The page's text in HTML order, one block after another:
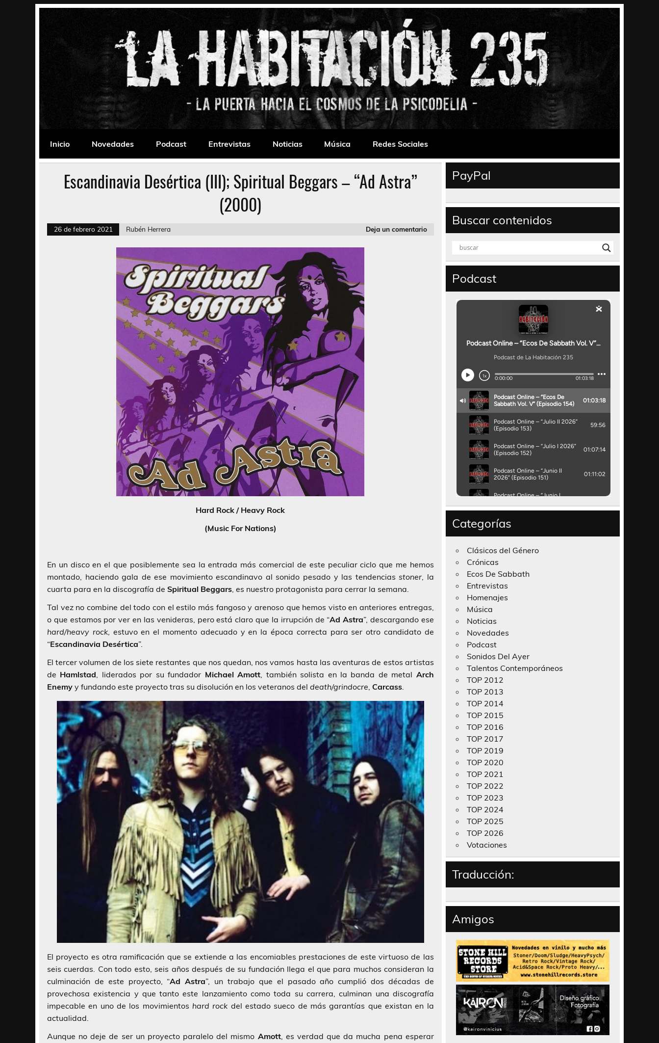
La Habitación 235
Inicio
Novedades Podcast Entrevistas Noticias Música Redes Sociales
Escandinavia Desértica (III); Spiritual Beggars – “Ad Astra”
(2000)
26 de febrero 2021 Rubén Herrera Deja un comentario
Hard Rock / Heavy Rock
(Music For Nations)
En un disco en el que posiblemente sea la entrada más comercial de este peculiar ciclo que me hemos
montado, haciendo gala de ese movimiento escandinavo al sonido pesado y las tendenciasstoner , la
cuarta para en la discografía de Spiritual Beggars , es nuestro protagonista para cerrar la semana.
Tal vez no combine del todo con el estilo más fangoso y arenoso que hemos visto en anteriores entregas,
o que estamos por ver en las venideras, pero está claro que la irrupción de “Ad Astra”, descargando ese
hard/heavy rock, estuvo en el momento adecuado y en la época correcta para ser otro candidato de
“Escandinavia Desértica”.
El tercer volumen de los siete restantes que nos quedan, nos vamos hasta las aventuras de estos artistas
de Hamlstad , liderados por su fundador Michael Amott , también solista en la banda de metal Arch
Enemy y fundando este proyecto tras su disolución en los veteranos del death/grindocre Carcass
El proyecto es otra ramificación que se extiende a las encomiables prestaciones de este virtuoso de las
seis cuerdas. Con todo esto, seis años después de su fundación llega el que para muchos consideran la
culminación de este proyecto, “Ad Astra”, un trabajo que el pasado año cumplió dos décadas de
provechosa existencia y que tanto este lanzamiento como toda su carrera, culminan una discografía
impecable en uno de los movimientos hard rock del estado sueco de más garantías que existan en la
actualidad.
Aunque no deje de ser un proyecto paralelo del mismo Amott, es verdad que da mucha pena esperar
PayPal
Buscar contenidos
Podcast
Categorías
Clásicos del Género
Crónicas
Ecos De Sabbath
Entrevistas
Homenajes
Música
Noticias
Novedades
Podcast
Sonidos Del Ayer
Talentos Contemporáneos
TOP 2012
TOP 2013
TOP 2014
TOP 2015
TOP 2016
TOP 2017
TOP 2019
TOP 2020
TOP 2021
TOP 2022
TOP 2023
TOP 2024
TOP 2025
TOP 2026
Votaciones
Traducción:
Amigos